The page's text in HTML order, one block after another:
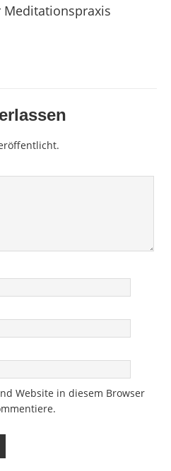
Meditationspraxis
Website in diesem Browser